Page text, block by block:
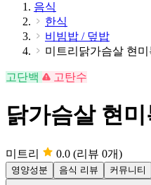
음식
한식
비빔밥 / 덮밥
미트리닭가슴살 현미
고단백 고탄수
닭가슴살 현
미트리 0.0 (리뷰 0개)
영양성분 음식 리뷰 커뮤니티